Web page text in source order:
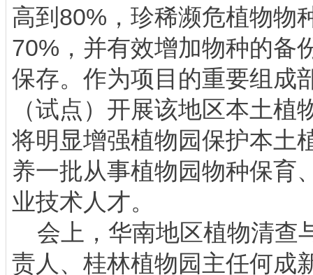
高到80%，珍稀濒危植物物
70%，并有效增加物种的备
保存。作为项目的重要组成
（试点）开展该地区本土植
将明显增强植物园保护本土
养一批从事植物园物种保育
业技术人才。
会上，华南地区植物清查
责人、桂林植物园主任何成